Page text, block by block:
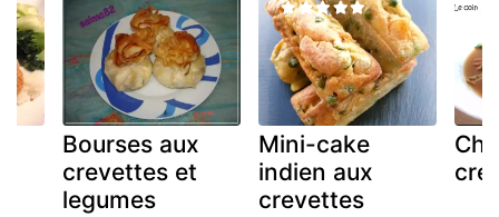
Bourses aux
crevettes et
legumes
Mini-cake
indien aux
crevettes